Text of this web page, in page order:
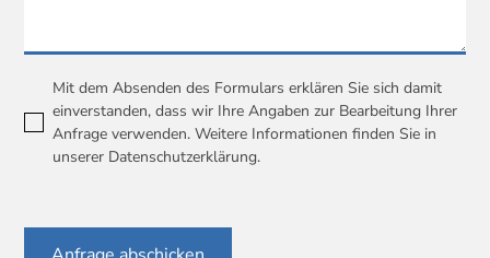
Mit dem Absenden des Formulars erklären Sie sich damit
einverstanden, dass wir Ihre Angaben zur Bearbeitung Ihrer
Anfrage verwenden. Weitere Informationen finden Sie in
unserer Datenschutzerklärung.